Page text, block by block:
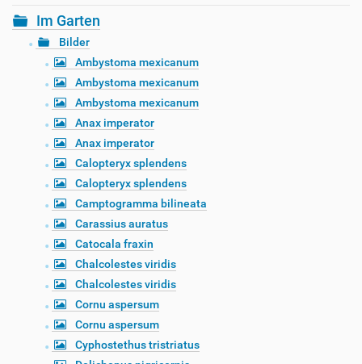
Im Garten
Bilder
Ambystoma mexicanum
Ambystoma mexicanum
Ambystoma mexicanum
Anax imperator
Anax imperator
Calopteryx splendens
Calopteryx splendens
Camptogramma bilineata
Carassius auratus
Catocala fraxin
Chalcolestes viridis
Chalcolestes viridis
Cornu aspersum
Cornu aspersum
Cyphostethus tristriatus